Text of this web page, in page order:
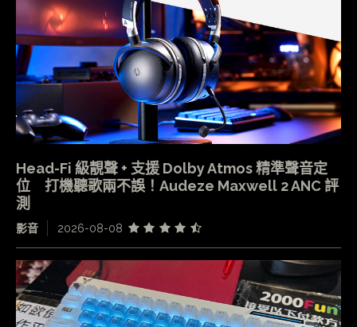
Head-Fi 級靚聲 + 支援 Dolby Atmos 精準聲音定
位 打機聽歌兩不誤！Audeze Maxwell 2 ANC 評
測
影音 2026-08-08